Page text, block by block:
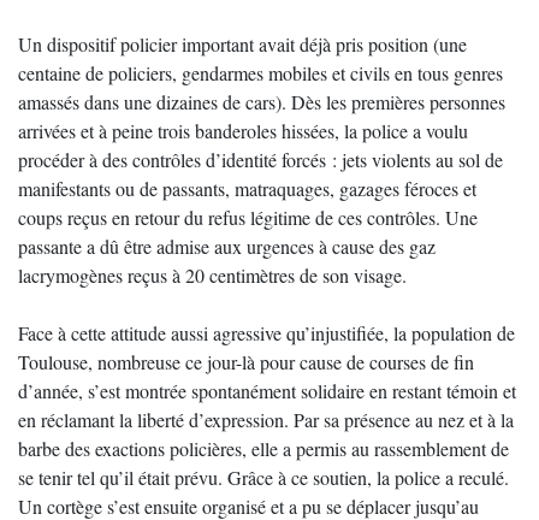
Un dispositif policier important avait déjà pris position (une
centaine de policiers, gendarmes mobiles et civils en tous genres
amassés dans une dizaines de cars). Dès les premières personnes
arrivées et à peine trois banderoles hissées, la police a voulu
procéder à des contrôles d’identité forcés : jets violents au sol de
manifestants ou de passants, matraquages, gazages féroces et
coups reçus en retour du refus légitime de ces contrôles. Une
passante a dû être admise aux urgences à cause des gaz
lacrymogènes reçus à 20 centimètres de son visage.
Face à cette attitude aussi agressive qu’injustifiée, la population de
Toulouse, nombreuse ce jour-là pour cause de courses de fin
d’année, s’est montrée spontanément solidaire en restant témoin et
en réclamant la liberté d’expression. Par sa présence au nez et à la
barbe des exactions policières, elle a permis au rassemblement de
se tenir tel qu’il était prévu. Grâce à ce soutien, la police a reculé.
Un cortège s’est ensuite organisé et a pu se déplacer jusqu’au